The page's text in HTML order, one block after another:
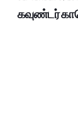
கவுண்டர்